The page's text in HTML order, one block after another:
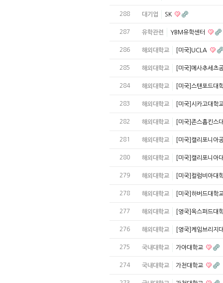
288 대기업 SK
287 유학관련 YBM유학센터
286 해외대학교 [미국]UCLA
285 해외대학교 [미국]메사추세츠
284 해외대학교 [미국]스탠포드대
283 해외대학교 [미국]시카고대학
282 해외대학교 [미국]존스홉킨스
281 해외대학교 [미국]캘리포니아
280 해외대학교 [미국]캘리포니아
279 해외대학교 [미국]컬럼비아대
278 해외대학교 [미국]하버드대학
277 해외대학교 [영국]옥스퍼드대
276 해외대학교 [영국]케임브리지
275 국내대학교 가야대학교
274 국내대학교 가천대학교